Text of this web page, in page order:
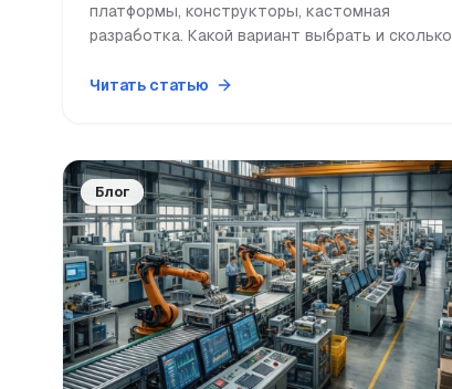
платформы, конструкторы, кастомная
разработка. Какой вариант выбрать и сколько
Читать статью
Блог